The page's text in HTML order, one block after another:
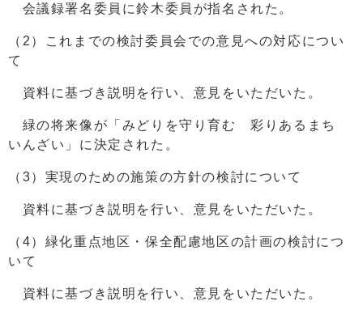
会議録署名委員に鈴木委員が指名された。
（2）これまでの検討委員会での意見への対応につい
て
資料に基づき説明を行い、意見をいただいた。
緑の将来像が「みどりを守り育む 彩りあるまち
いんざい」に決定された。
（3）実現のための施策の方針の検討について
資料に基づき説明を行い、意見をいただいた。
（4）緑化重点地区・保全配慮地区の計画の検討につ
いて
資料に基づき説明を行い、意見をいただいた。